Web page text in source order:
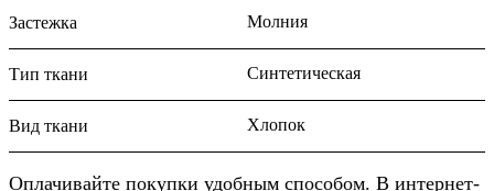
Застежка Молния
Тип ткани Синтетическая
Вид ткани Хлопок
Оплачивайте покупки удобным способом. В интернет-